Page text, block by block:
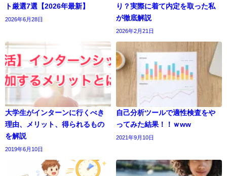
ト厳選7選【2026年最新】
2026年6月28日
り？実際に着て内定を取った私
が徹底解説
2026年2月21日
大学生がインターンに行くべき
理由、メリット、得られるもの
を解説
2019年6月10日
自己分析ツールで適性検査をや
ってみた結果！！ｗww
2021年9月10日